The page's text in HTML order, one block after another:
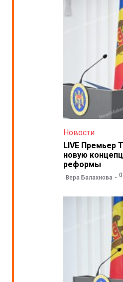
Новости
LIVE Премьер
новую
реформы
Вера Балахнова